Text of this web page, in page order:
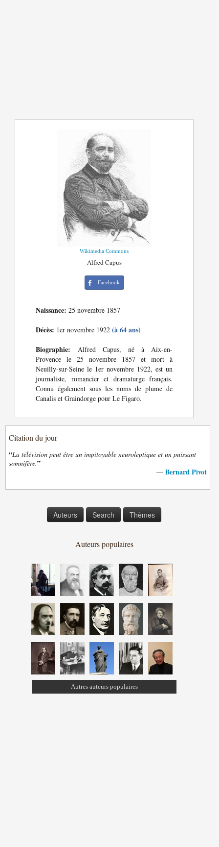
Wikimedia Commons
Alfred Capus
Facebook
Naissance: 25 novembre 1857
Décès: 1er novembre 1922(à 64 ans)
Biographie: Alfred Capus, né à Aix-en-
Provence le 25 novembre 1857 et mort à
Neuilly-sur-Seine le 1er novembre 1922, est un
journaliste, romancier et dramaturge français.
Connu également sous les noms de plume de
Canalis et Graindorge pour Le Figaro.
Citation du jour
“La télévision peut être un impitoyable neuroleptique et un puissant
somnifère.”
— Bernard Pivot
Auteurs Search Thèmes
Auteurs populaires
Autres auteurs populaires